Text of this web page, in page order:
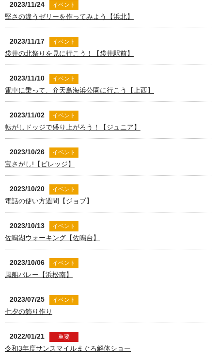
2023/11/24 イベント
堅さの違うゼリーを作ってみよう【浜北】
2023/11/17 イベント
袋井の北祭りを見に行こう！【袋井駅前】
2023/11/10 イベント
電車に乗って、弁天島海浜公園に行こう【上西】
2023/11/02 イベント
転がしドッジで盛り上がろう！【ジュニア】
2023/10/26 イベント
宝さがし!【ビレッジ】
2023/10/20 イベント
電話の使い方週間【ジョブ】
2023/10/13 イベント
佐鳴湖ウォーキング【佐鳴台】
2023/10/06 イベント
風船バレー【浜松南】
2023/07/25 イベント
七夕の飾り作り
2022/01/21 重要
令和3年度サンスマイルまぐろ解体ショー